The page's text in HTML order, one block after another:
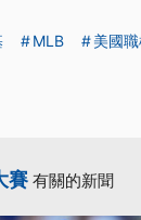
MLB 美國
賽 有關的新聞